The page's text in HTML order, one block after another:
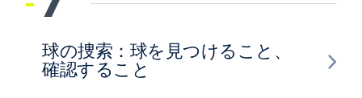
球の捜索：球を見つけること、
確認すること